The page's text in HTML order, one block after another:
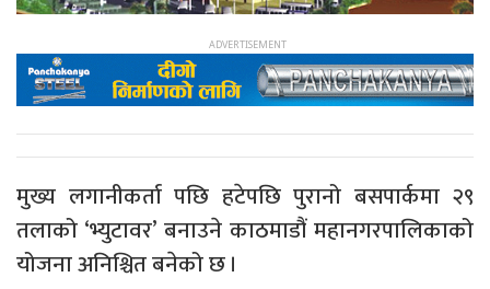
मुख्य लगानीकर्ता पछि हटेपछि पुरानो बसपार्कमा २९
तलाको ‘भ्युटावर’ बनाउने काठमाडौं महानगरपालिकाको
योजना अनिश्चित बनेको छ ।